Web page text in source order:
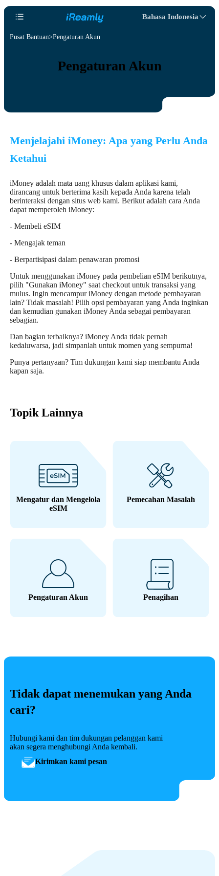
Bahasa Indonesia
Pusat Bantuan Pengaturan Akun
Pengaturan Akun
Menjelajahi iMoney: Apa yang Perlu Anda
Ketahui
iMoney adalah mata uang khusus dalam aplikasi kami,
dirancang untuk berterima kasih kepada Anda karena telah
berinteraksi dengan situs web kami. Berikut adalah cara Anda
dapat memperoleh iMoney:
- Membeli eSIM
- Mengajak teman
- Berpartisipasi dalam penawaran promosi
Untuk menggunakan iMoney pada pembelian eSIM berikutnya,
pilih "Gunakan iMoney" saat checkout untuk transaksi yang
mulus. Ingin mencampur iMoney dengan metode pembayaran
lain? Tidak masalah! Pilih opsi pembayaran yang Anda inginkan
dan kemudian gunakan iMoney Anda sebagai pembayaran
sebagian.
Dan bagian terbaiknya? iMoney Anda tidak pernah
kedaluwarsa, jadi simpanlah untuk momen yang sempurna!
Punya pertanyaan? Tim dukungan kami siap membantu Anda
kapan saja.
Topik Lainnya
Mengatur dan Mengelola
eSIM
Pemecahan Masalah
Pengaturan Akun Penagihan
Tidak dapat menemukan yang Anda
cari?
Hubungi kami dan tim dukungan pelanggan kami
akan segera menghubungi Anda kembali.
Kirimkan kami pesan